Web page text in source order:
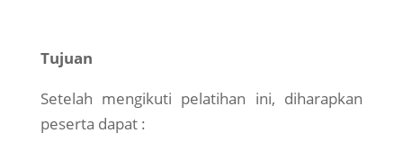
Tujuan
Setelah mengikuti pelatihan ini, diharapkan
peserta dapat :